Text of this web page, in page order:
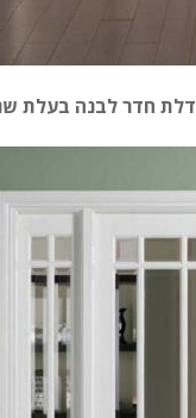
דלת חדר לבנה בעלת